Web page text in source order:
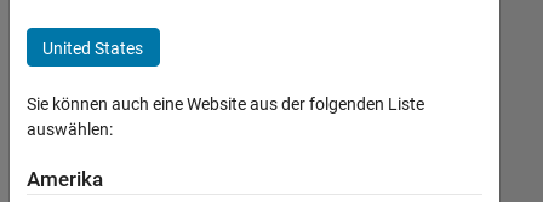
Praktika
Education Sales
Sales Operations
Marketing Communications
Marketing Services
+7
Derzeit
United States
Sie können auch eine Website aus der folgenden Liste
auswählen:
Amerika